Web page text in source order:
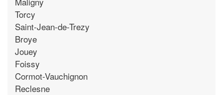
Torcy
Saint-Jean-de-Trezy
Broye
Jouey
Foissy
Cormot-Vauchignon
Reclesne